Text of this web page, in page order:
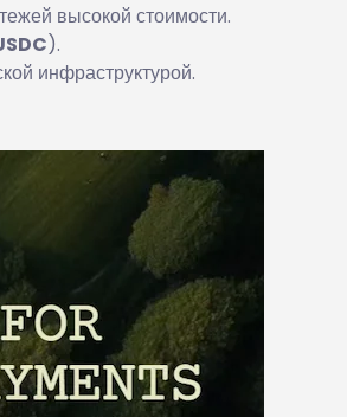
высокой стоимости.
).
инфраструктурой.